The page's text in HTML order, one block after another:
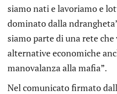
siamo nati e lavoriamo e
dominato dalla
siamo parte di una rete
alternative economiche
manovalanza alla mafia”.
Nel comunicato firmato